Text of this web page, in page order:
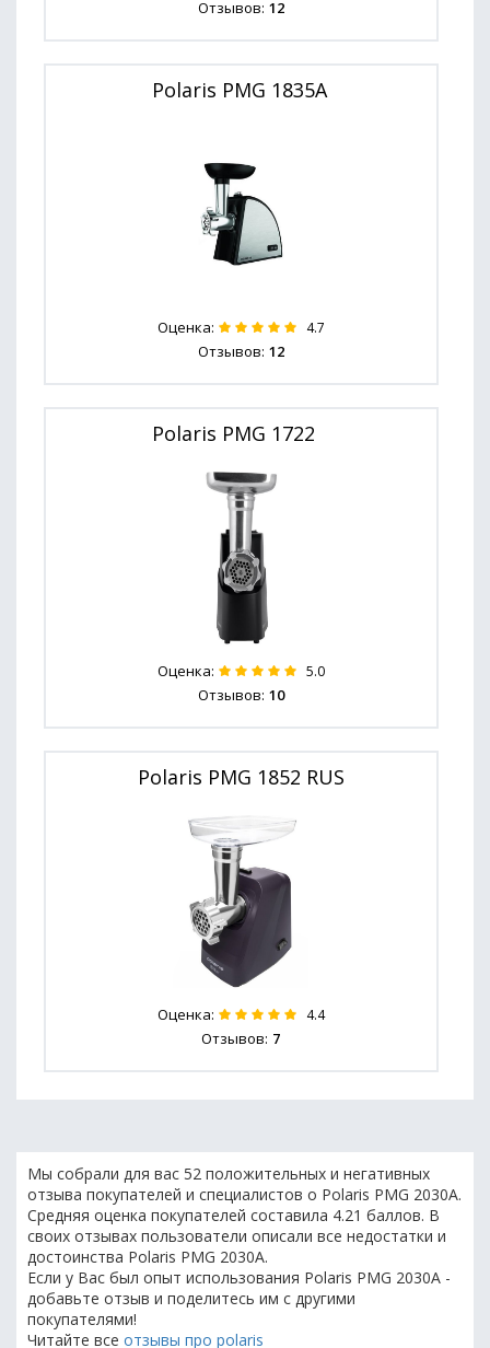
Отзывов: 12
Polaris PMG 1835A
Оценка: 4.7
Отзывов: 12
Polaris PMG 1722
Оценка: 5.0
Отзывов: 10
Polaris PMG 1852 RUS
Оценка: 4.4
Отзывов: 7
Мы собрали для вас 52 положительных и негативных
отзыва покупателей и специалистов о Polaris PMG 2030A.
Средняя оценка покупателей составила 4.21 баллов. В
своих отзывах пользователи описали все недостатки и
достоинства Polaris PMG 2030A.
Если у Вас был опыт использования Polaris PMG 2030A -
добавьте отзыв и поделитесь им с другими
покупателями!
Читайте все отзывы про polaris